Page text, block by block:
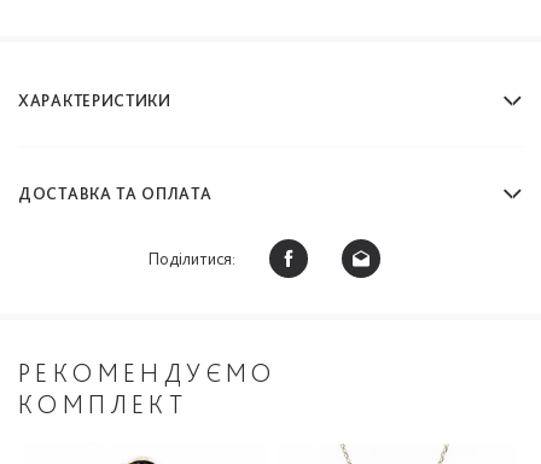
ХАРАКТЕРИСТИКИ
ДОСТАВКА ТА ОПЛАТА
Поділитися:
РЕКОМЕНДУЄМО
КОМПЛЕКТ